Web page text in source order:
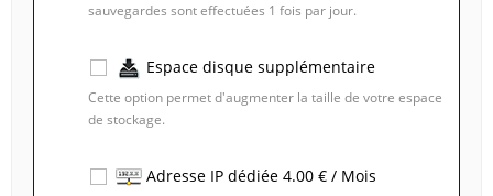
sauvegardes sont effectuées 1 fois par jour.
Espace disque supplémentaire
Cette option permet d'augmenter la taille de votre espace
de stockage.
Adresse IP dédiée 4.00 € / Mois